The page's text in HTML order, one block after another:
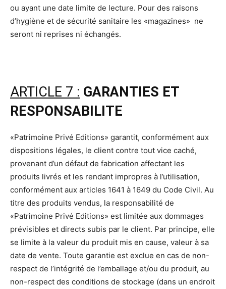
ou ayant une date limite de lecture. Pour des raisons
d’hygiène et de sécurité sanitaire les «magazines» ne
seront ni reprises ni échangés.
ARTICLE 7 : GARANTIES ET
RESPONSABILITE
«Patrimoine Privé Editions» garantit, conformément aux
dispositions légales, le client contre tout vice caché,
provenant d’un défaut de fabrication affectant les
produits livrés et les rendant impropres à l’utilisation,
conformément aux articles 1641 à 1649 du Code Civil. Au
titre des produits vendus, la responsabilité de
«Patrimoine Privé Editions» est limitée aux dommages
prévisibles et directs subis par le client. Par principe, elle
se limite à la valeur du produit mis en cause, valeur à sa
date de vente. Toute garantie est exclue en cas de non-
respect de l’intégrité de l’emballage et/ou du produit, au
non-respect des conditions de stockage (dans un endroit